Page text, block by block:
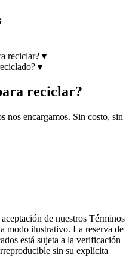
reciclar?▼
▼
reciclar?
nos encargamos. Sin costo, sin
de nuestros Términos
modo ilustrativo. La reserva de
está sujeta a la verificación
sin su explícita